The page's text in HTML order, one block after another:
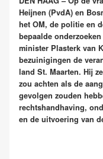
Heijnen (PvdA) en
het OM, de politie en
bepaalde
minister Plasterk van
bezuinigingen de
land St. Maarten. Hij
zou achten als de
gevolgen zouden
rechtshandhaving,
en de uitvoering van